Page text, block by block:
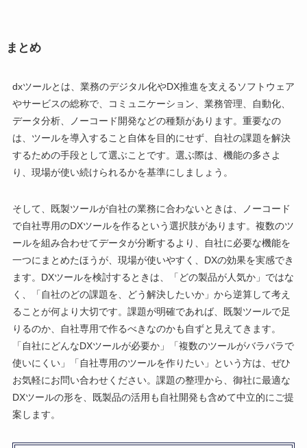
まとめ
dxツールとは、業務のデジタル化やDX推進を支えるソフトウェア
やサービスの総称で、コミュニケーション、業務管理、自動化、
データ分析、ノーコード開発などの種類があります。重要なの
は、ツールを導入すること自体を目的にせず、自社の課題を解決
するための手段として選ぶことです。選ぶ際は、機能の多さよ
り、現場が使い続けられるかを基準にしましょう。
そして、既製ツールが自社の業務に合わないときは、ノーコード
で自社専用のDXツールを作るという選択肢があります。複数のツ
ールを組み合わせてデータが分断するより、自社に必要な機能を
一つにまとめたほうが、現場が使いやすく、DXの効果を実感でき
ます。DXツールを検討するときは、「どの製品が人気か」ではな
く、「自社のどの課題を、どう解決したいか」から逆算して考え
ることが何より大切です。課題が明確であれば、既製ツールで足
りるのか、自社専用で作るべきなのかも自ずと見えてきます。
「自社にどんなDXツールが必要か」「複数のツールがバラバラで
使いにくい」「自社専用のツールを作りたい」という方は、ぜひ
お気軽にお問い合わせください。課題の整理から、御社に最適な
DXツールの形を、既製品の活用も自社開発も含めて中立的にご提
案します。